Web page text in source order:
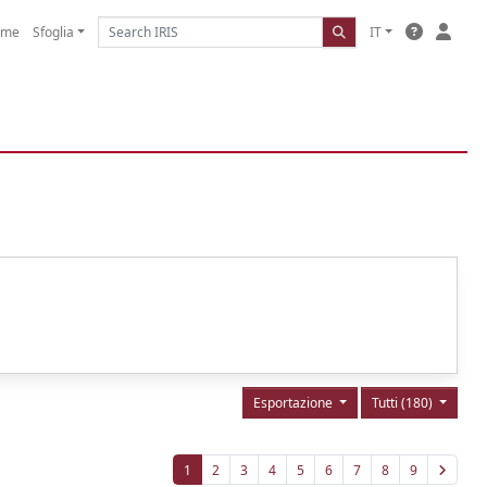
Sfoglia IT
Tutti (180)
Esportazione
1 2 3 4 5 6 7 8 9